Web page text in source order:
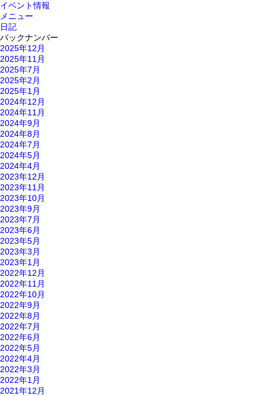
イベント情報
メニュー
日記
バックナンバー
2025年12月
2025年11月
2025年7月
2025年2月
2025年1月
2024年12月
2024年11月
2024年9月
2024年8月
2024年7月
2024年5月
2024年4月
2023年12月
2023年11月
2023年10月
2023年9月
2023年7月
2023年6月
2023年5月
2023年3月
2023年1月
2022年12月
2022年11月
2022年10月
2022年9月
2022年8月
2022年7月
2022年6月
2022年5月
2022年4月
2022年3月
2022年1月
2021年12月